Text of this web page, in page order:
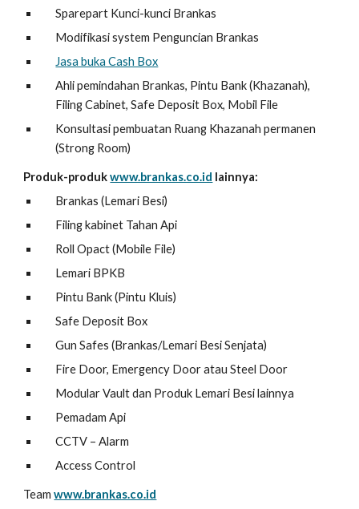
Sparepart Kunci-kunci Brankas
Modifikasi system Penguncian Brankas
Jasa buka Cash Box
Ahli pemindahan Brankas, Pintu Bank (Khazanah),
Filing Cabinet, Safe Deposit Box, Mobil File
Konsultasi pembuatan Ruang Khazanah permanen
(Strong Room)
Produk-produkwww.brankas.co.id lainnya:
Brankas (Lemari Besi)
Filing kabinet Tahan Api
Roll Opact (Mobile File)
Lemari BPKB
Pintu Bank (Pintu Kluis)
Safe Deposit Box
Gun Safes (Brankas/Lemari Besi Senjata)
Fire Door, Emergency Door atau Steel Door
Modular Vault dan Produk Lemari Besi lainnya
Pemadam Api
CCTV – Alarm
Access Control
Teamwww.brankas.co.id